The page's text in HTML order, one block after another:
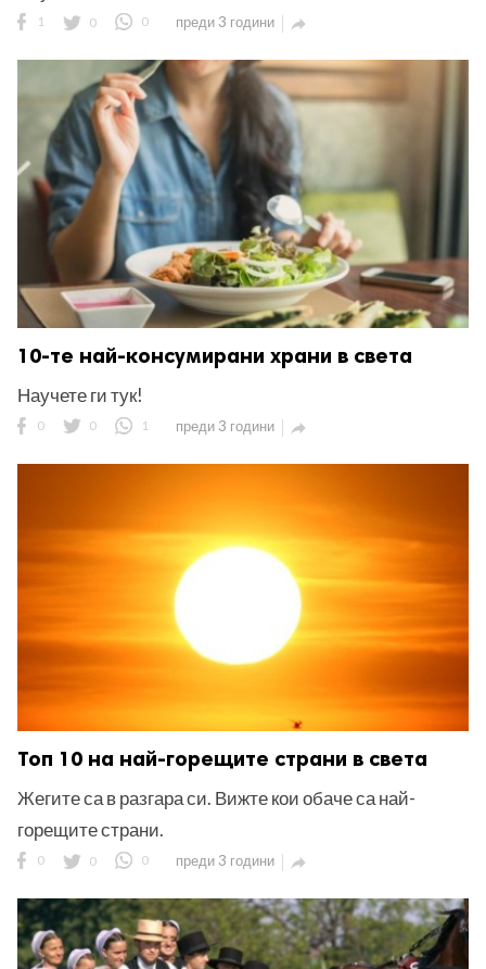
1 0 0 преди 3 години 
10-те най-консумирани храни в света
Научете ги тук!
0 0 1 преди 3 години 
Топ 10 на най-горещите страни в света
Жегите са в разгара си. Вижте кои обаче са най-
горещите страни.
0 0 0 преди 3 години 